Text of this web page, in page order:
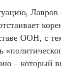
Лавров
ООН, с
– который